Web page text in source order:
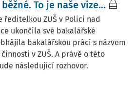
To je naše vize...
ředitelkou ZUŠ v Polici nad
ukončila své bakalářské
bakalářskou práci s názvem
v ZUŠ. A právě o této
následující rozhovor.